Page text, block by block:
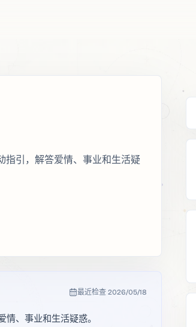
指引，解答爱情、事业和生活疑
最近检查 2026/05/18
、事业和生活疑惑。